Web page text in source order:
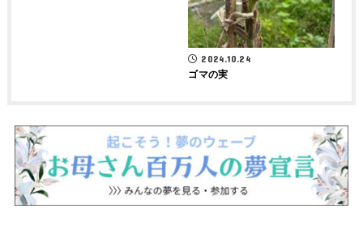
2024.10.24
ゴマの実